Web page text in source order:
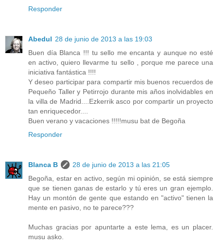
Responder
Abedul 28 de junio de 2013 a las 19:03
Buen día Blanca !!! tu sello me encanta y aunque no esté
en activo, quiero llevarme tu sello , porque me parece una
iniciativa fantástica !!!!
Y deseo participar para compartir mis buenos recuerdos de
Pequeño Taller y Petirrojo durante mis años inolvidables en
la villa de Madrid....Ezkerrik asco por compartir un proyecto
tan enriquecedor....
Buen verano y vacaciones !!!!!musu bat de Begoña
Responder
Blanca B
28 de junio de 2013 a las 21:05
Begoña, estar en activo, según mi opinión, se está siempre
que se tienen ganas de estarlo y tú eres un gran ejemplo.
Hay un montón de gente que estando en "activo" tienen la
mente en pasivo, no te parece???
Muchas gracias por apuntarte a este lema, es un placer.
musu asko.